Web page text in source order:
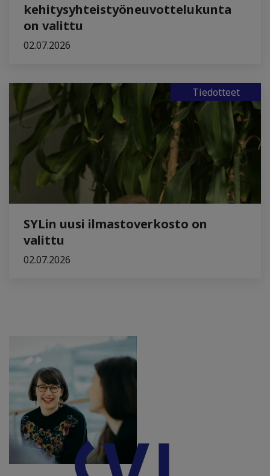
kehitysyhteistyöneuvottelukunta
on valittu
02.07.2026
Tiedotteet
SYLin uusi ilmastoverkosto on
valittu
02.07.2026